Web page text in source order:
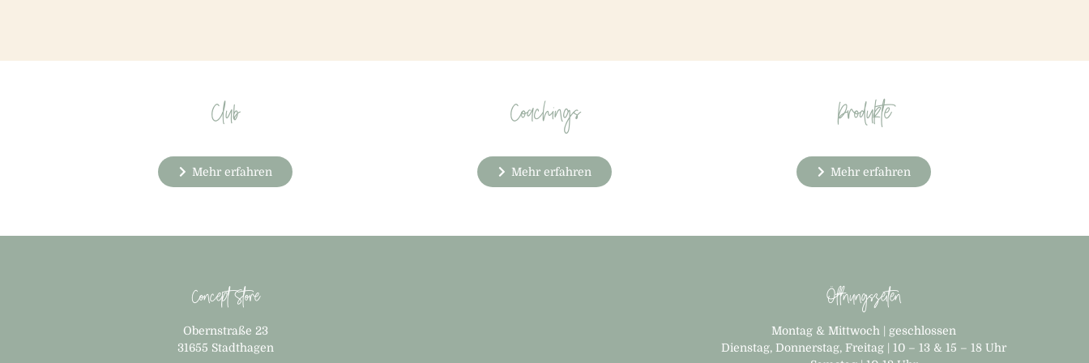
Club
Mehr erfahren
Coachings
Mehr erfahren
Produkte
Mehr erfahren
Concept Store
Obernstraße 23
31655 Stadthagen
Öffnungszeiten
Montag & Mittwoch | geschlossen
Dienstag, Donnerstag, Freitag | 10 – 13 & 15 – 18 Uhr